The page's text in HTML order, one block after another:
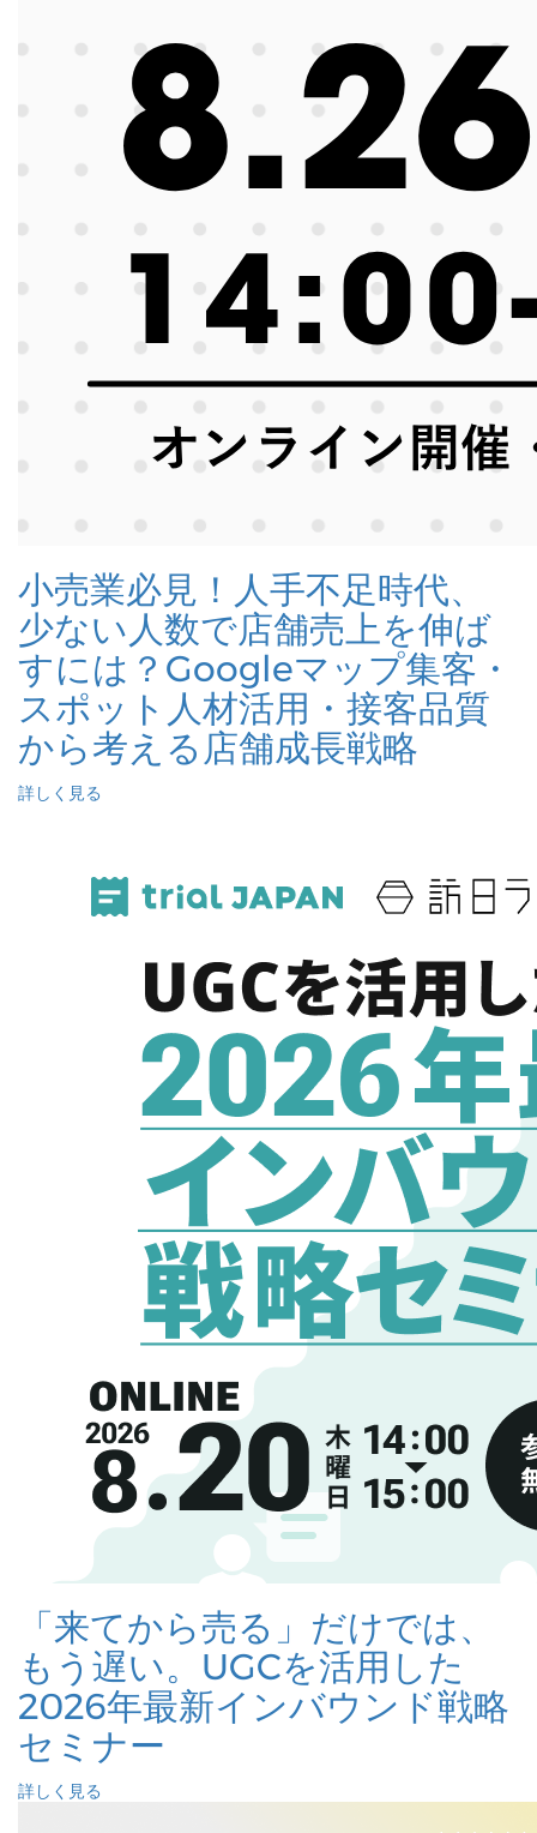
小売業必見！人手不足時代、
少ない人数で店舗売上を伸ば
すには？Googleマップ集客・
スポット人材活用・接客品質
から考える店舗成長戦略
詳しく見る
「来てから売る」だけでは、
もう遅い。UGCを活用した
2026年最新インバウンド戦略
セミナー
詳しく見る